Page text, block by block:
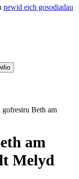
newid eich gosodiadau
Beth am
am
Melyd